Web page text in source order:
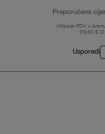
Preporučena
Uključen PDV u
119,80 €
Usporedi